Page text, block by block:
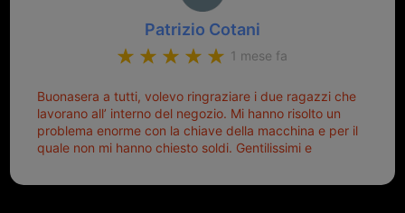
Patrizio Cotani
1 mese fa
Buonasera a tutti, volevo ringraziare i due ragazzi che
lavorano all’ interno del negozio. Mi hanno risolto un
problema enorme con la chiave della macchina e per il
quale non mi hanno chiesto soldi. Gentilissimi e
Sicuramente tornerò qui per qualsiasi altro problema.